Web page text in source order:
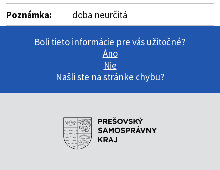
Poznámka:
doba neurčitá
Boli tieto informácie pre vás užitočné?
Áno
Nie
Našli ste na stránke chybu?